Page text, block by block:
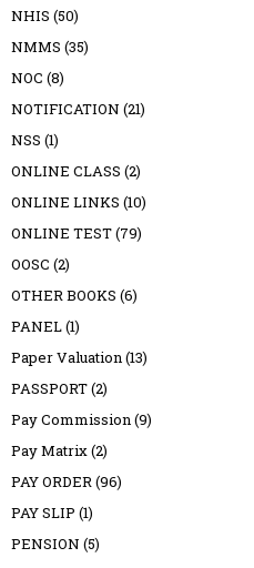
NHIS (50)
NMMS (35)
NOC (8)
NOTIFICATION (21)
NSS (1)
ONLINE CLASS (2)
ONLINE LINKS (10)
ONLINE TEST(79)
OOSC (2)
OTHER BOOKS (6)
PANEL(1)
Paper Valuation(13)
PASSPORT(2)
Pay Commission(9)
Pay Matrix(2)
PAY ORDER(96)
PAY SLIP (1)
PENSION (5)